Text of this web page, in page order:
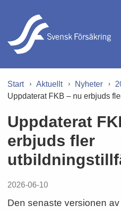
Start Aktuellt Nyheter
Uppdaterat FKB – nu erbjuds
Uppdaterat
erbjuds fler
2026-06-10
Den senaste versionen